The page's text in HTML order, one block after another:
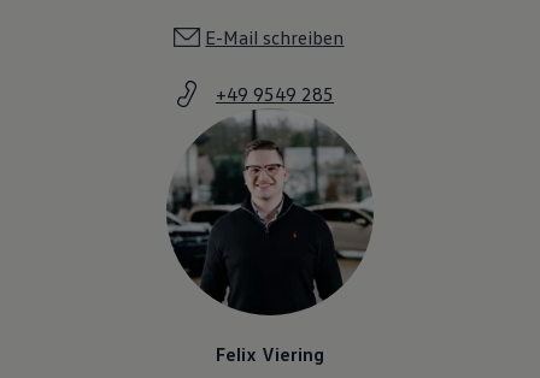
E-Mail schreiben
+49 9549 285
Felix Viering